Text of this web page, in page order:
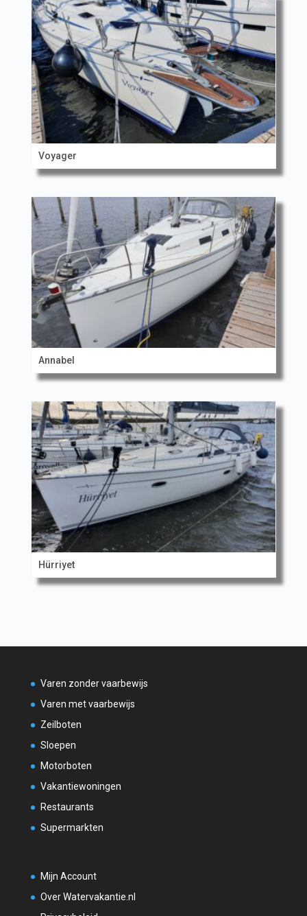
Voyager
Annabel
Hürriyet
Varen zonder vaarbewijs
Varen met vaarbewijs
Zeilboten
Sloepen
Motorboten
Vakantiewoningen
Restaurants
Supermarkten
Mijn Account
Over Watervakantie.nl